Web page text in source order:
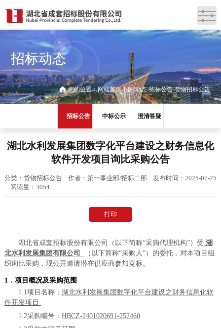
招标动态
您的位置：网站首页 招标动态 招标公告 货物招标公告
招标公告 中标公示 澄清答疑
湖北水利发展集团数字化平台建设之财务信息化
软件开发项目询比采购公告
分类：货物招标公告 作者：第一事业部/招标二部
发布时间：2025-07-25
阅读量：3054
打印
湖北省成套招标股份有限公司（以下简称“采购代理机构”）受 湖
北水利发展集团有限公司
（以下简称“采购人”）的委托，对本项目组
织询比采购，现公开邀请潜在供应商参加竞标。
1．项目概况及采购范围
1.1项目名称： 湖北水利发展集团数字化平台建设之财务信息化软
件开发项目
1.2采购编号： HBCZ-2401020691-252460